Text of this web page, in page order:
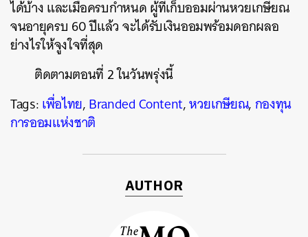
ได้บ้าง และเมื่อครบกำหนด ผู้ที่เก็บออมผ่านหวยเกษียณ
จนอายุครบ 60 ปีแล้ว จะได้รับเงินออมพร้อมดอกผลอ
ย่างไรให้จูงใจที่สุด
ติดตามตอนที่ 2 ในวันพรุ่งนี้
Tags:เพื่อไทย,Branded Content,หวยเกษียณ,กองทุน
การออมแห่งชาติ
AUTHOR